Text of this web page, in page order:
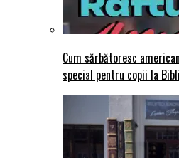
Cum sărbătoresc
special pentru copii la